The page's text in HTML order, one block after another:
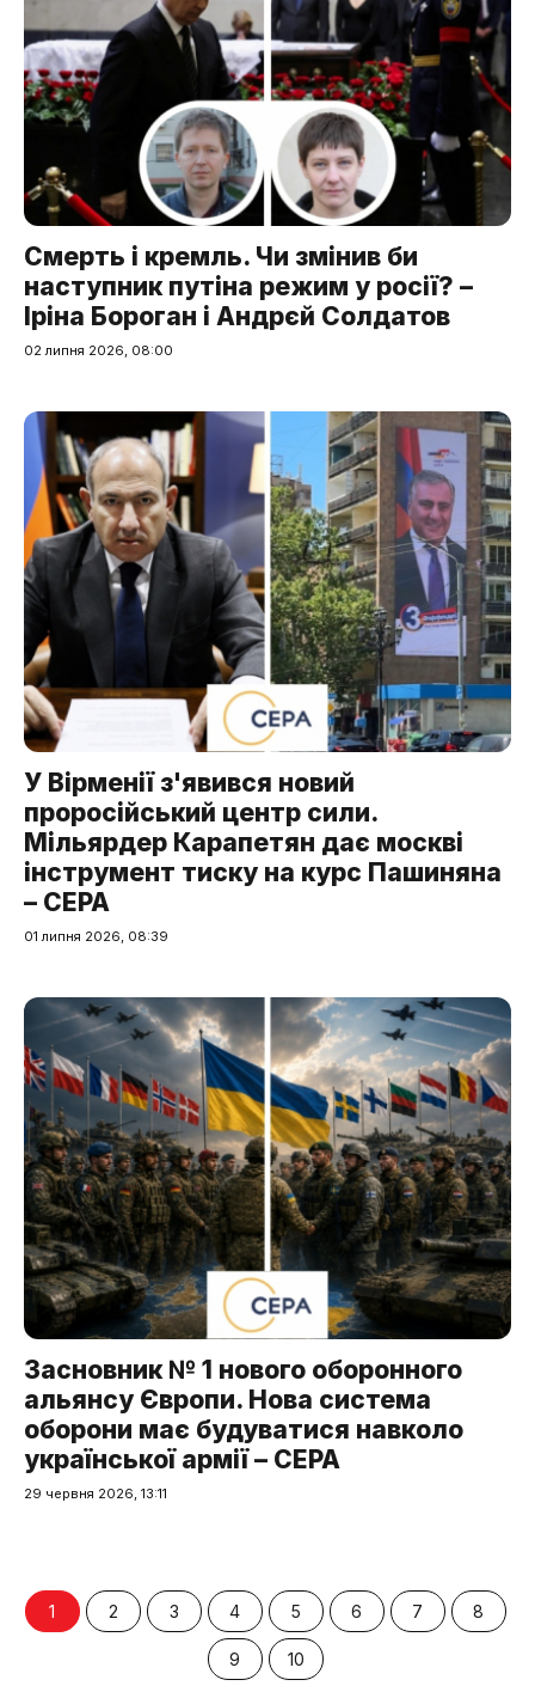
Смерть і кремль. Чи змінив би
наступник путіна режим у росії? –
Іріна Бороган і Андрєй Солдатов
02 липня 2026, 08:00
У Вірменії з'явився новий
проросійський центр сили.
Мільярдер Карапетян дає москві
інструмент тиску на курс Пашиняна
– CEPA
01 липня 2026, 08:39
Засновник № 1 нового оборонного
альянсу Європи. Нова система
оборони має будуватися навколо
української армії – CEPA
29 червня 2026, 13:11
1 2 3 4 5 6 7 8
9 10